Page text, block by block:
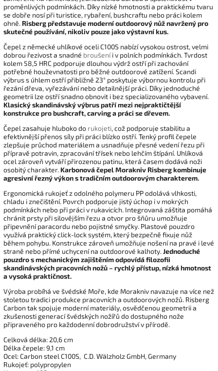
proměnlivých podmínkách. Díky nízké hmotnosti a praktickému tvaru
se dobře nosí při turistice, rybaření, bushcraftu nebo práci kolem
ohně. Risberg představuje moderní outdoorový nůž navržený pro
skutečné používání, nikoliv pouze jako výstavní kus.
Čepel z německé uhlíkové oceli C100S nabízí vysokou ostrost, velmi
dobrou řezivost a snadné broušeníi v polních podmínkách. Tvrdost
kolem 58,5 HRC podporuje dlouhou výdrž ostří při zachování
potřebné houževnatosti pro běžné outdoorové zatížení. Scandi
výbrus s úhlem ostří přibližně 23° poskytuje výbornou kontrolu při
řezání dřeva, vyřezávání nebo detailnější práci. Díky jednoduché
geometrii lze ostří snadno obnovit i bez specializovaného vybavení.
Klasický skandinávský výbrus patří mezi nejpraktičtější
konstrukce pro bushcraft, carving a práci se dřevem.
Čepel zasahuje hluboko do rukojeti, což podporuje stabilitu a
efektivnější přenos síly při práci blízko ostří. Tenký profil čepele
zlepšuje průchod materiálem a usnadňuje přesné vedení řezu při
přípravě potravin, zpracování třísek nebo lehčím štípání. Uhlíková
ocel zároveň vytváří přirozenou patinu, která časem dodává noži
osobitý charakter. Karbonová čepel Morakniv Risberg kombinuje
agresivní řezný výkon s tradičním outdoorovým charakterem.
Ergonomická rukojeť z odolného polymeru PP odolává vlhkosti,
chladu i znečištění. Povrch podporuje jistý úchop i v mokrých
podmínkách nebo při práci v rukavicích. Integrovaná záštita pomáhá
chránit prsty při silovějším řezu a otvor pro šňůru umožňuje
připevnění paracordu nebo pojistné smyčky. Plastové pouzdro
využívá praktický click-lock systém, který bezpečně fixuje nůž
během pohybu. Konstrukce zároveň umožňuje nošení na pravé i levé
straně nebo přímé uchycení na outdoorové kalhoty.Jednoduché
pouzdro s mechanickým zajištěním odpovídá filozofii
skandinávských pracovních nožů – rychlý přístup, nízká hmotnost
a vysoká praktičnost.
Výroba probíhá ve švédské Moře, kde Morakniv navazuje na více než
stoletou tradici produkce pracovních a outdoorových nožů. Risberg
Carbon tak spojuje moderní materiály, osvědčenou geometrii a
zkušenosti generací švédských nožířů do dostupného nože
připraveného pro každodenní dobrodružství v přírodě.
Celková délka: 20,6 cm
Délka čepele: 9,1 cm
Ocel: Carbon steel C100S, C.D. Wälzholz GmbH, Germany
Rukojeť: polypropylen